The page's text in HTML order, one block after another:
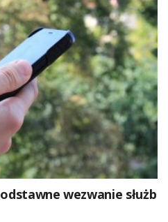
wezwanie służb